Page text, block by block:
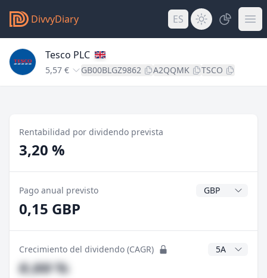
DivvyDiary ES
Tesco PLC
5,57 € GB00BLGZ9862 A2QQMK TSCO
Rentabilidad por dividendo prevista
3,20 %
Pago anual previsto Divisa del
0,15 GBP
Crecimiento del dividendo (CAGR) Años CAGR
#,## %